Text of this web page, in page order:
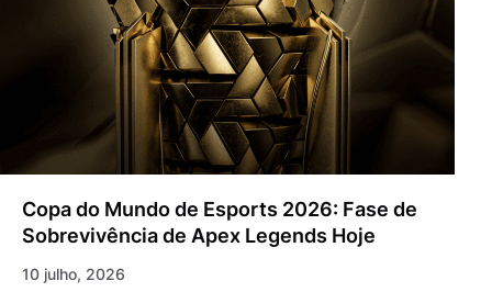
Copa do Mundo de Esports 2026: Fase de
Sobrevivência de Apex Legends Hoje
10 julho, 2026